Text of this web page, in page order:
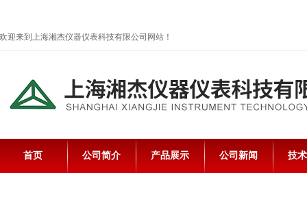
欢迎来到上海湘杰仪器仪表科技有限公司网站！
首页 公司简介 产品展示 公司新闻 技